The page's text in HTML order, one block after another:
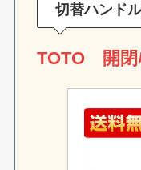
切替ハンド
TOTO 開